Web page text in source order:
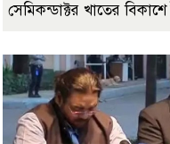
সেমিকন্ডাক্টর খাতের